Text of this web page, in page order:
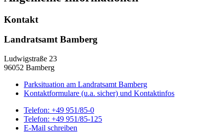
Kontakt
Landratsamt Bamberg
Ludwigstraße 23
96052 Bamberg
Parksituation am Landratsamt Bamberg
Kontaktformulare (u.a. sicher) und Kontaktinfos
Telefon: +49 951/85-0
Telefon: +49 951/85-125
E-Mail schreiben